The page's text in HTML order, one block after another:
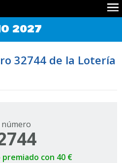
2027
32744 de la Lotería
número
con 40 €